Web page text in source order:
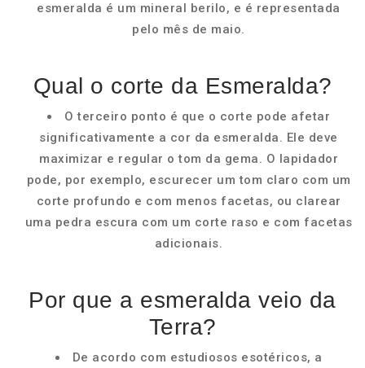
esmeralda é um mineral berilo, e é representada
pelo mês de maio.
Qual o corte da Esmeralda?
O terceiro ponto é que o corte pode afetar
significativamente a cor da esmeralda. Ele deve
maximizar e regular o tom da gema. O lapidador
pode, por exemplo, escurecer um tom claro com um
corte profundo e com menos facetas, ou clarear
uma pedra escura com um corte raso e com facetas
adicionais.
Por que a esmeralda veio da
Terra?
De acordo com estudiosos esotéricos, a